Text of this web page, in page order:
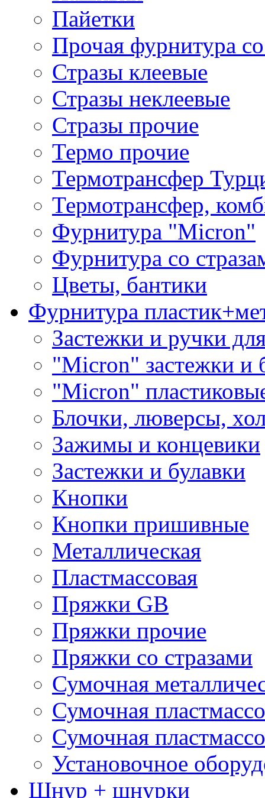
Пайетки
Прочая фурнитура
Стразы клеевые
Стразы неклеевые
Стразы прочие
Термо прочие
Термотрансфер
Термотрансфер,
Фурнитура "Micron"
Фурнитура со
Цветы, бантики
Фурнитура
Застежки и ручки
"Micron" застежки и
"Micron"
Блочки, люверсы,
Зажимы и концевики
Застежки и булавки
Кнопки
Кнопки пришивные
Металлическая
Пластмассовая
Пряжки GB
Пряжки прочие
Пряжки со стразами
Сумочная
Сумочная
Сумочная
Установочное
Шнур + шнурки